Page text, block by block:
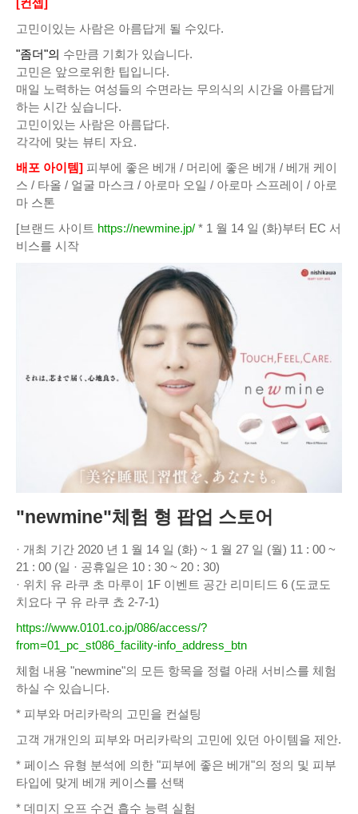
고민이있는 사람은 아름답게 될 수있다.
"좀더"의 수만큼 기회가 있습니다.
고민은 앞으로위한 팁입니다.
매일 노력하는 여성들의 수면라는 무의식의 시간을 아름답게
하는 시간 싶습니다.
고민이있는 사람은 아름답다.
각각에 맞는 뷰티 자요.
배포 아이템] 피부에 좋은 베개 / 머리에 좋은 베개 / 베개 케이
스 / 타올 / 얼굴 마스크 / 아로마 오일 / 아로마 스프레이 / 아로
마 스톤
[브랜드 사이트 https://newmine.jp/ * 1 월 14 일 (화)부터 EC 서
비스를 시작
"newmine"체험 형 팝업 스토어
· 개최 기간 2020 년 1 월 14 일 (화) ~ 1 월 27 일 (월) 11 : 00 ~
21 : 00 (일 · 공휴일은 10 : 30 ~ 20 : 30)
· 위치 유 라쿠 초 마루이 1F 이벤트 공간 리미티드 6 (도쿄도
치요다 구 유 라쿠 쵸 2-7-1)
https://www.0101.co.jp/086/access/?
from=01_pc_st086_facility-info_address_btn
체험 내용 "newmine"의 모든 항목을 정렬 아래 서비스를 체험
하실 수 있습니다.
* 피부와 머리카락의 고민을 컨설팅
고객 개개인의 피부와 머리카락의 고민에 있던 아이템을 제안.
* 페이스 유형 분석에 의한 "피부에 좋은 베개"의 정의 및 피부
타입에 맞게 베개 케이스를 선택
* 데미지 오프 수건 흡수 능력 실험